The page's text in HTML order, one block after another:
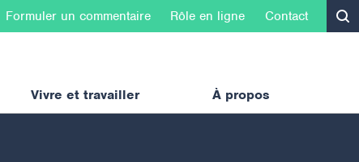
Vivre et travailler À propos
Formuler un commentaire Rôle en ligne Contact